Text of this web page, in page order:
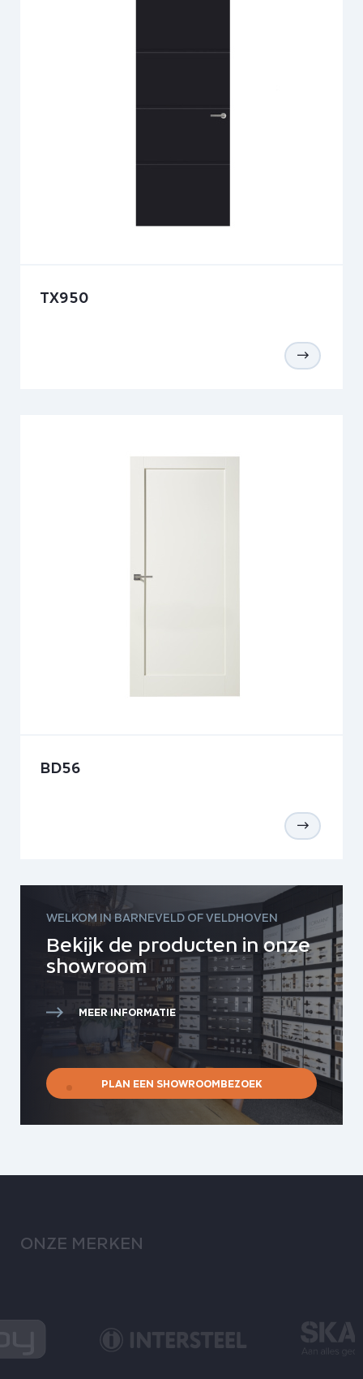
TX950
BD56
WELKOM IN BARNEVELD OF VELDHOVEN
Bekijk de producten in onze
showroom
MEER INFORMATIE
PLAN EEN SHOWROOMBEZOEK
ONZE MERKEN